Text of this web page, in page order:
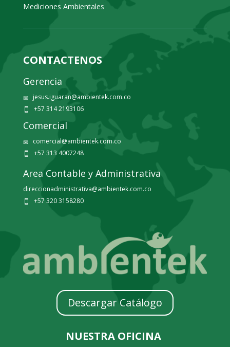
Mediciones Ambientales
CONTACTENOS
Gerencia
✉ jesus.iguaran@ambientek.com.co
 +57 314 2193106
Comercial
✉ comercial@ambientek.com.co
 +57 313 4007248
Area Contable y Administrativa
direccionadministrativa@ambientek.com.co
 +57 320 3158280
Descargar Catálogo
NUESTRA OFICINA